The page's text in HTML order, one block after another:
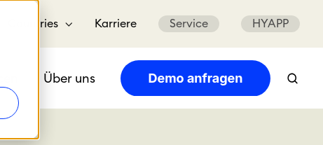
Countries Karriere Service HYAPP
Über uns